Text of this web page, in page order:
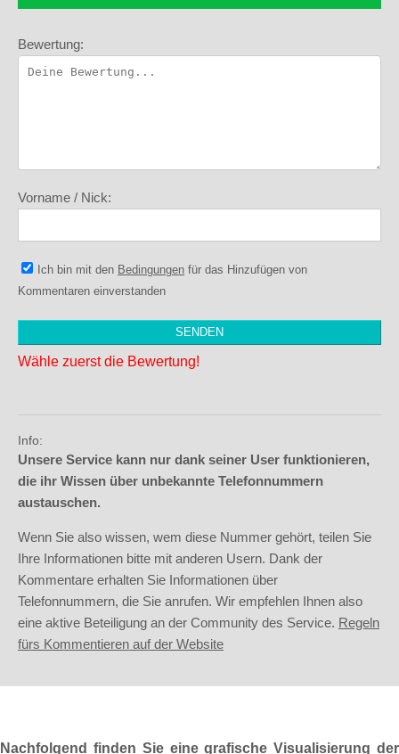
Bewertung:
Vorname / Nick:
Ich bin mit den Bedingungen für das Hinzufügen von
Kommentaren einverstanden
Wähle zuerst die Bewertung!
Info:
Unsere Service kann nur dank seiner User funktionieren,
die ihr Wissen über unbekannte Telefonnummern
austauschen.
Wenn Sie also wissen, wem diese Nummer gehört, teilen Sie
Ihre Informationen bitte mit anderen Usern. Dank der
Kommentare erhalten Sie Informationen über
Telefonnummern, die Sie anrufen. Wir empfehlen Ihnen also
eine aktive Beteiligung an der Community des Service. Regeln
fürs Kommentieren auf der Website
Nachfolgend finden Sie eine grafische Visualisierung der